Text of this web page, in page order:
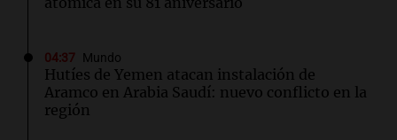
04:37 Mundo
Hutíes de Yemen atacan instalación de
Aramco en Arabia Saudí: nuevo conflicto en la
región